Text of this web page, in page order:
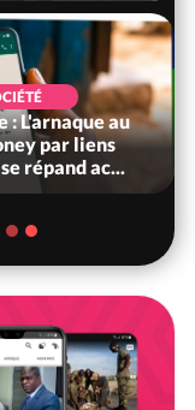
: Diplomatie,
ses
New Del...